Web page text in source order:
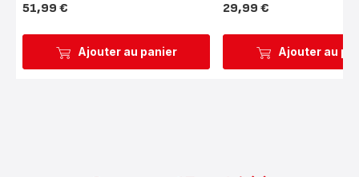
Ajouter au panier
Prix
51,99 €
Ajouter au
Prix
29,99 €